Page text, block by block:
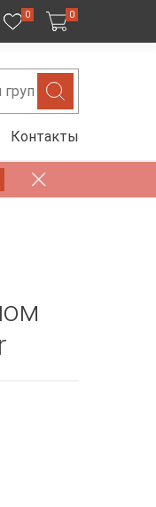
0 0
Контакты